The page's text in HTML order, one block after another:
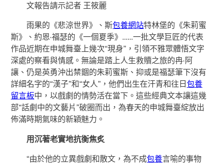
文報告請示記者 王筱麗
雨果的《悲涼世界》、斯包養網站特林堡的《朱莉蜜
斯》、約恩·福瑟的《一個夏季》……一批文學巨匠的代表
作品近期在申城舞臺上幾次“現身”，引領不雅眾體悟文字
深處的察看與情感。無論是踏上人生救贖之旅的冉·阿
讓、仍是英勇沖出禁錮的朱莉蜜斯、抑或是福瑟筆下沒有
詳細名字的“漢子”和“女人”，他們出生在汗青和往日包養
留言板中，以戲劇的情勢活在當下。這些經典文本讓這幾
部“話劇中的文藝片”破圈而出，為春天的申城舞臺綻放出
佈滿時期氣味的新穎魅力。
用沉著老實地抗衡焦炙
“由於他的立異戲劇和散文，為不成包養言喻的事物